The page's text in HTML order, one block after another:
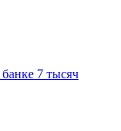
7 тысяч